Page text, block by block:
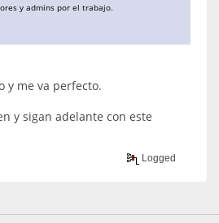
y admins por el trabajo.
y me va perfecto.
y sigan adelante con este
Logged